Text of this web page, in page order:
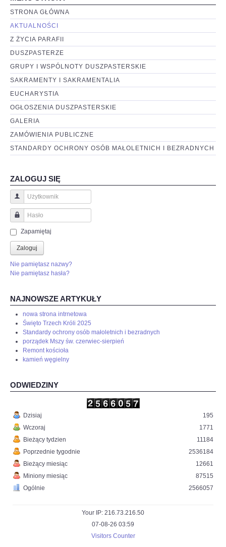
STRONA GŁÓWNA
AKTUALNOŚCI
Z ŻYCIA PARAFII
DUSZPASTERZE
GRUPY I WSPÓLNOTY DUSZPASTERSKIE
SAKRAMENTY I SAKRAMENTALIA
EUCHARYSTIA
OGŁOSZENIA DUSZPASTERSKIE
GALERIA
ZAMÓWIENIA PUBLICZNE
STANDARDY OCHRONY OSÓB MAŁOLETNICH I BEZRADNYCH
ZALOGUJ SIĘ
Użytkownik
Hasło
Zapamiętaj
Zaloguj
Nie pamiętasz nazwy?
Nie pamiętasz hasła?
NAJNOWSZE ARTYKUŁY
nowa strona intrnetowa
Święto Trzech Króli 2025
Standardy ochrony osób małoletnich i bezradnych
porządek Mszy św. czerwiec-sierpień
Remont kościoła
kamień węgielny
ODWIEDZINY
Dzisiaj
Wczoraj
Bieżący tydzien
Poprzednie tygodnie
Bieżący miesiąc
Miniony miesiąc
Ogólnie
195
1771
11184
2536184
12661
87515
2566057
Your IP: 216.73.216.50
07-08-26 03:59
Visitors Counter